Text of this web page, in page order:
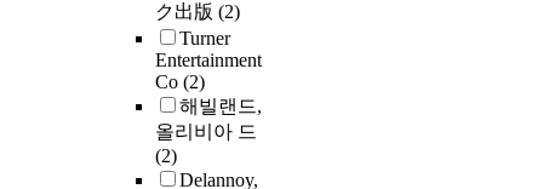
ク出版 (2)
Turner
Entertainment
Co (2)
해빌랜드,
올리비아 드
(2)
Delannoy,